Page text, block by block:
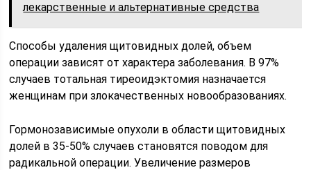
лекарственные и альтернативные средства
Способы удаления щитовидных долей, объем
операции зависят от характера заболевания. В 97%
случаев тотальная тиреоидэктомия назначается
женщинам при злокачественных новообразованиях.
Гормонозависимые опухоли в области щитовидных
долей в 35-50% случаев становятся поводом для
радикальной операции. Увеличение размеров